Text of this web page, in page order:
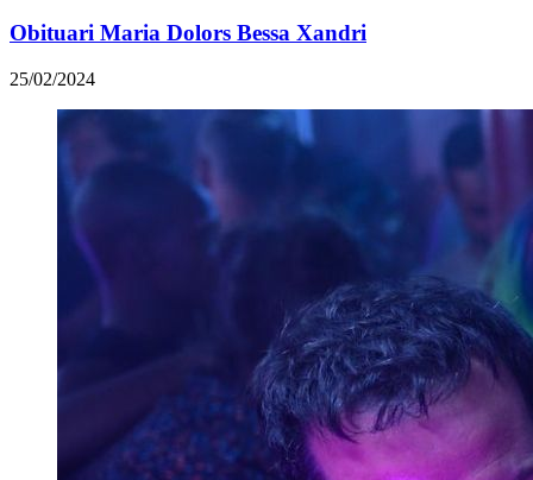
Obituari Maria Dolors Bessa Xandri
25/02/2024